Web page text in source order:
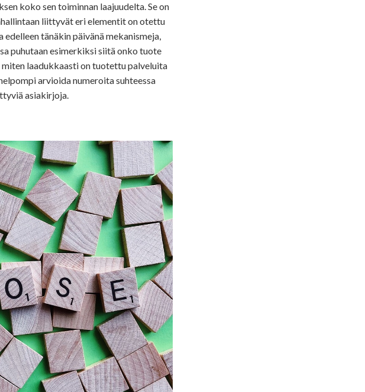
koko sen toiminnan laajuudelta. Se on
liittyvät eri elementit on otettu
tänäkin päivänä mekanismeja,
puhutaan esimerkiksi siitä onko tuote
laadukkaasti on tuotettu palveluita
arvioida numeroita suhteessa
asiakirjoja.